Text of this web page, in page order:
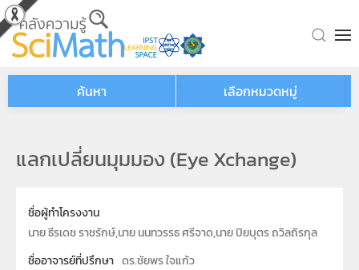
Skip to main content
ค้นหา เลือกหมวดหมู่
แลกเปลี่ยนมุมมอง (Eye Xchange)
ชื่อผู้ทำโครงงาน
นาย ธีรเดช ราชรักษ์,นาย นนทวรรธ ศรีจาด,นาย ปิยบุตร ถวิลถิรกุล
ชื่ออาจารย์ที่ปรึกษา ดร.ชัยพร ใจแก้ว